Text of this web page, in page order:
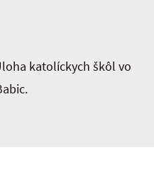
katolíckych škôl vo